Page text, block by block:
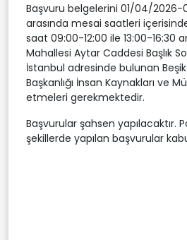
Başvuru belgelerini 01/04/
arasında mesai saatleri
saat 09:00-12:00 ile 13:00-16:30
Mahallesi Aytar Caddesi Başlık
İstanbul adresinde bulunan
Başkanlığı İnsan Kaynakları ve
etmeleri gerekmektedir.
Başvurular şahsen yapılacaktır.
şekillerde yapılan başvurular